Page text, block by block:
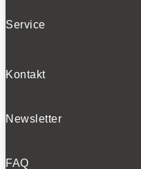
Service
Kontakt
Newsletter
FAQ